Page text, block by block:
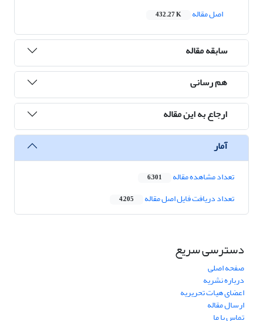
اصل مقاله
432.27 K
سابقه مقاله
هم رسانی
ارجاع به این مقاله
آمار
تعداد مشاهده مقاله 6,301
تعداد دریافت فایل اصل مقاله 4,205
دسترسی سریع
صفحه اصلی
درباره نشریه
اعضای هیات تحریریه
ارسال مقاله
تماس با ما